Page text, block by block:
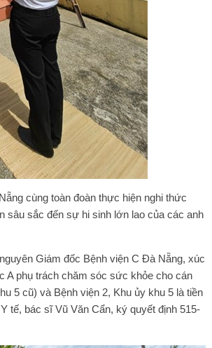
cùng toàn đoàn thực hiện nghi thức
sâu sắc đến sự hi sinh lớn lao của các anh
Giám đốc Bệnh viện C Đà Nẵng, xúc
A phụ trách chăm sóc sức khỏe cho cán
5 cũ) và Bệnh viện 2, Khu ủy khu 5 là tiền
tế, bác sĩ Vũ Văn Cẩn, ký quyết định 515-